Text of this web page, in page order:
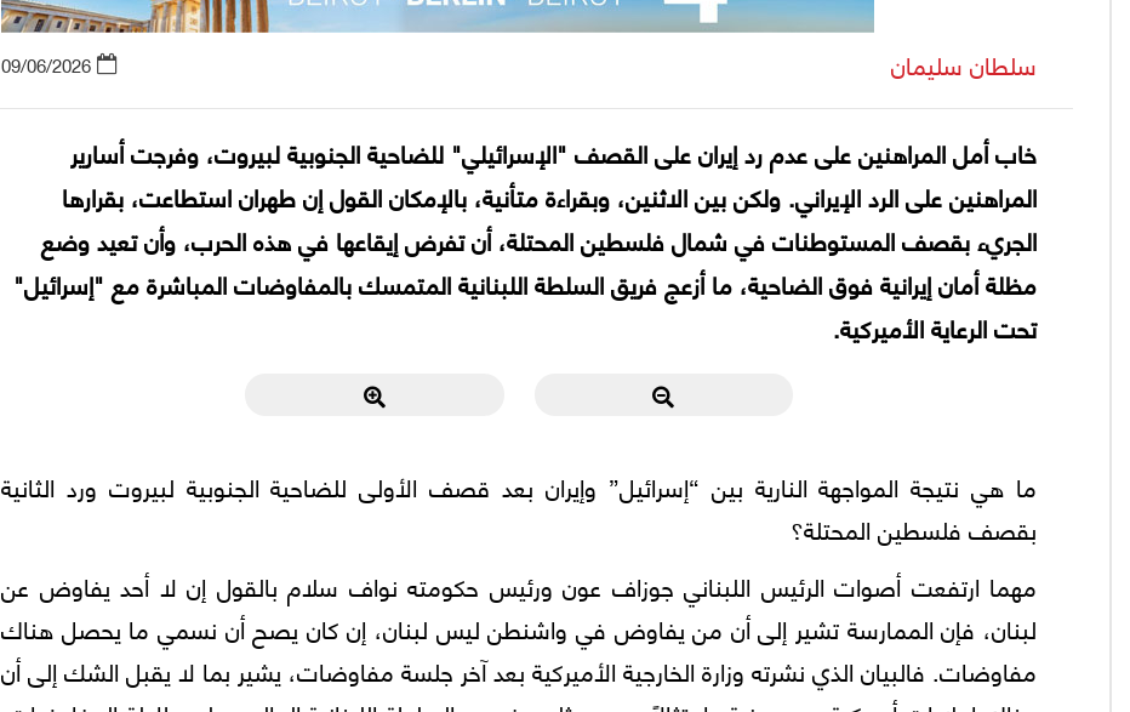
سلطان سليمان 09/06/2026
خاب أمل المراهنين على عدم رد إيران على القصف "الإسرائيلي" للضاحية الجنوبية لبيروت، وفرجت أسارير
المراهنين على الرد الإيراني. ولكن بين الاثنين، وبقراءة متأنية، بالإمكان القول إن طهران استطاعت، بقرارها
الجريء بقصف المستوطنات في شمال فلسطين المحتلة، أن تفرض إيقاعها في هذه الحرب، وأن تعيد وضع
مظلة أمان إيرانية فوق الضاحية، ما أزعج فريق السلطة اللبنانية المتمسك بالمفاوضات المباشرة مع "إسرائيل"
تحت الرعاية الأميركية.
ما هي نتيجة المواجهة النارية بين “إسرائيل” وإيران بعد قصف الأولى للضاحية الجنوبية لبيروت ورد الثانية
بقصف فلسطين المحتلة؟
مهما ارتفعت أصوات الرئيس اللبناني جوزاف عون ورئيس حكومته نواف سلام بالقول إن لا أحد يفاوض عن
لبنان، فإن الممارسة تشير إلى أن من يفاوض في واشنطن ليس لبنان، إن كان يصح أن نسمي ما يحصل هناك
مفاوضات. فالبيان الذي نشرته وزارة الخارجية الأميركية بعد آخر جلسة مفاوضات، يشير بما لا يقبل الشك إلى أن